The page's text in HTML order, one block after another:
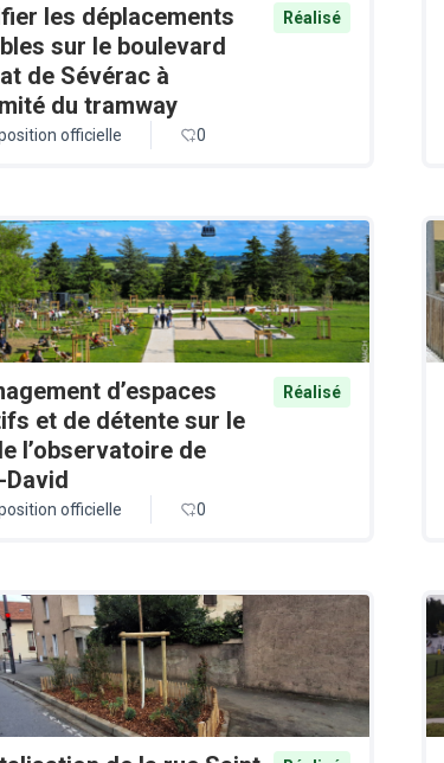
les déplacements
sur le boulevard
de Sévérac à
du tramway
Réalisé
officielle 0
d’espaces
et de détente sur le
l’observatoire de
David
Réalisé
officielle 0